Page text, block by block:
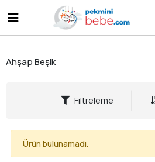
Ahşap Beşik
Filtreleme
Ürün bulunamadı.